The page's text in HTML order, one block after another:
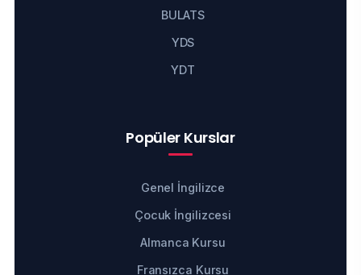
BULATS
YDS
YDT
Popüler Kurslar
Genel İngilizce
Çocuk İngilizcesi
Almanca Kursu
Fransızca Kursu